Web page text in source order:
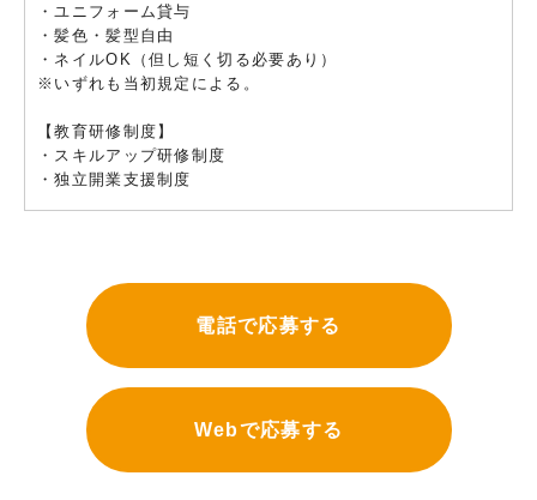
・ユニフォーム貸与
・髪色・髪型自由
・ネイルOK（但し短く切る必要あり）
※いずれも当初規定による。
【教育研修制度】
・スキルアップ研修制度
・独立開業支援制度
電話で応募する
Webで応募する